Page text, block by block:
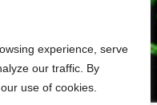
experience, serve
our traffic. By
use of cookies.